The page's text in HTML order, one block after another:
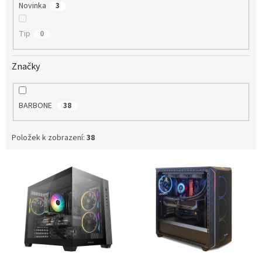
Novinka 3
Tip 0
Značky
BARBONE 38
Položek k zobrazení: 38